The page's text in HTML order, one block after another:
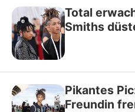
Total
Smiths
Pikantes
Freundin